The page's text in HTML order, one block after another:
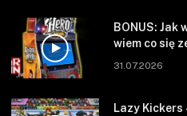
BONUS: Jak
wiem co się
się zepsuł.
31.07.2026
Lazy Kickers